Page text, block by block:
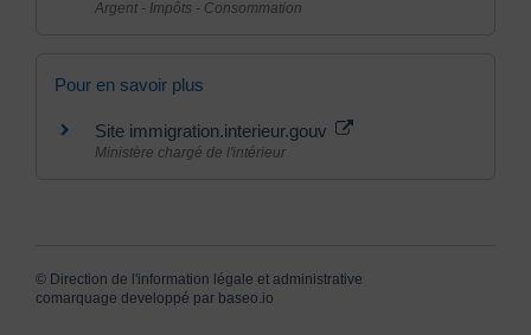
Argent - Impôts - Consommation
Pour en savoir plus
Site immigration.interieur.gouv
Ministère chargé de l'intérieur
© Direction de l'information légale et administrative
comarquage developpé par baseo.io